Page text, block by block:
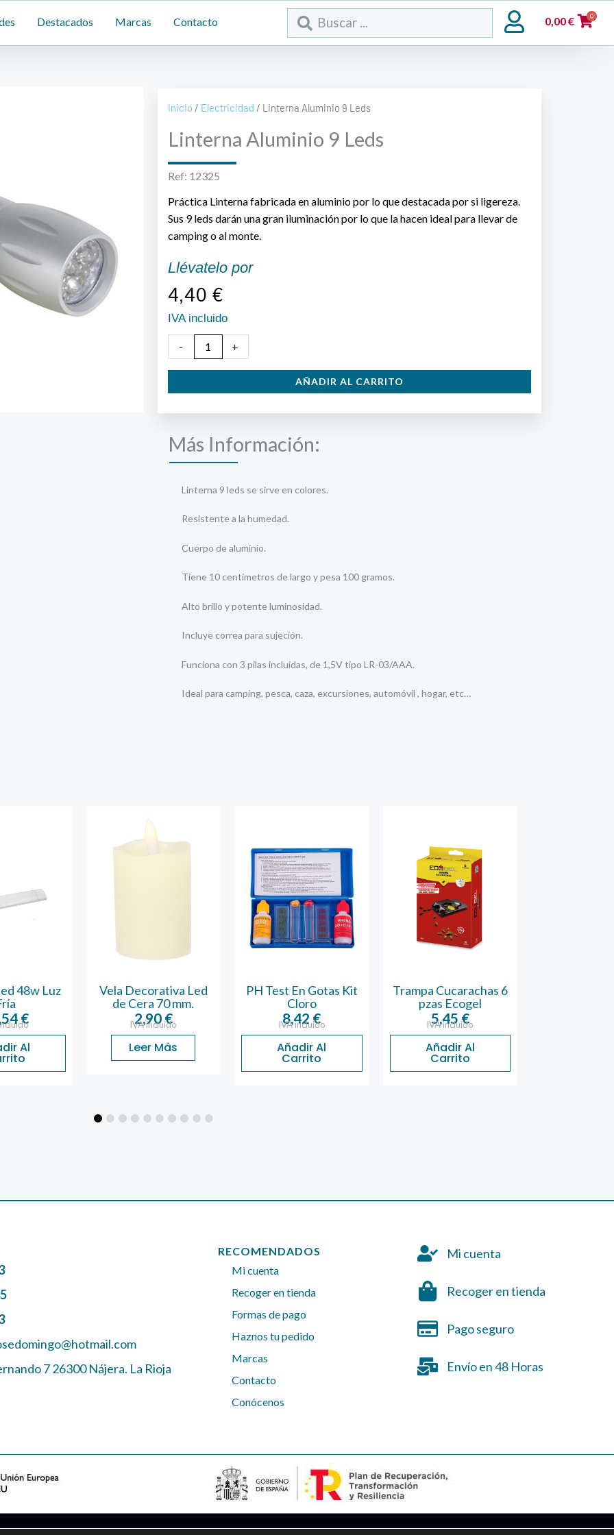
Destacados Marcas Contacto
Search
...
0,00€ 0
Inicio / Electricidad / Linterna Aluminio 9 Leds
Linterna Aluminio 9 Leds
Ref: 12325
Práctica Linterna fabricada en aluminio por lo que destacada por si ligereza.
Sus 9 leds darán una gran iluminación por lo que la hacen ideal para llevar de
camping o al monte.
Llévatelo por
4,40 €
IVA incluido
-
Aluminio
+
AÑADIR AL CARRITO
Más Información:
Linterna 9 leds se sirve en colores.
Resistente a la humedad.
Cuerpo de aluminio.
Tiene 10 centímetros de largo y pesa 100 gramos.
Alto brillo y potente luminosidad.
Incluye correa para sujeción.
Funciona con 3 pilas incluidas, de 1,5V tipo LR-03/AAA.
Ideal para camping, pesca, caza, excursiones, automóvil , hogar, etc…
48w Luz
€
Al
Vela Decorativa Led
de Cera 70 mm.
2,90€
IVA incluido
Leer Más
PH Test En Gotas Kit
Cloro
8,42 €
IVA incluido
Añadir Al
Carrito
Trampa Cucarachas 6
pzas Ecogel
5,45 €
IVA incluido
Añadir Al
Carrito
7 26300 Nájera. La Rioja
RECOMENDADOS
Mi cuenta
Recoger en tienda
Formas de pago
Haznos tu pedido
Marcas
Contacto
Conócenos
Mi cuenta
Recoger en tienda
Pago seguro
Envío en 48 Horas